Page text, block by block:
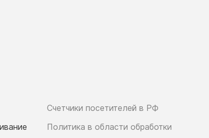
Счетчики посетителей в РФ
Политика в области обработки